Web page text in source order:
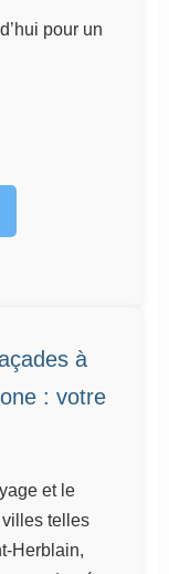
pour un
à
: votre
et le
telles
Herblain,